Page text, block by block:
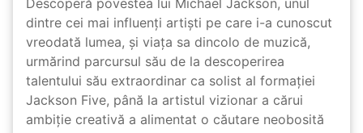
dintre cei mai influenți artiști pe care i-a cunoscut
vreodată lumea, și viața sa dincolo de muzică,
urmărind parcursul său de la descoperirea
talentului său extraordinar ca solist al formației
Jackson Five, până la artistul vizionar a cărui
ambiție creativă a alimentat o căutare neobosită